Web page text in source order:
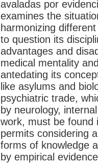
avaladas por
examines the
harmonizing
to question its
advantages and
medical mentality
antedating its
like asylums and
psychiatric trade,
by neurology,
work, must be found
permits considering
forms of knowledge
by empirical